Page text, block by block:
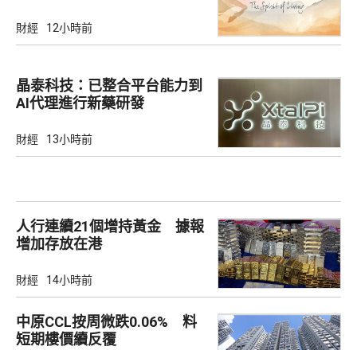
財經 12小時前
晶泰科技：已整合平台能力到
AI代理進行新藥研發
財經 13小時前
人行連續21個增持黃金 據報
增加存放在港
財經 14小時前
中原CCL按周微跌0.06% 料
短期樓價續反覆